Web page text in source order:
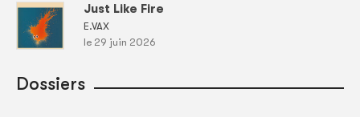
Just Like Fire
E.VAX
le 29 juin 2026
Dossiers